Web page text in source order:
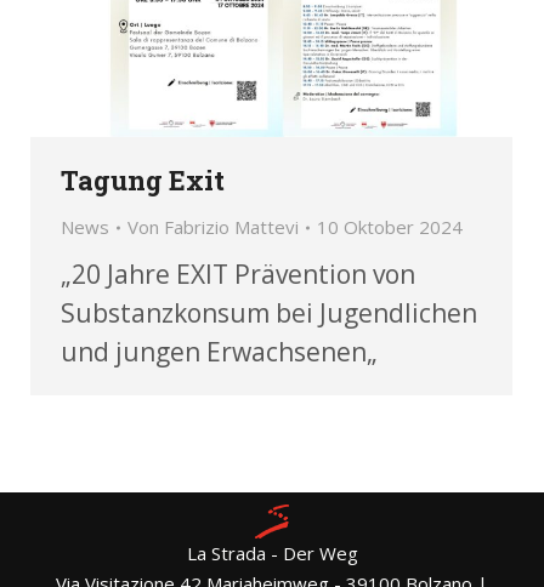
Tagung Exit
News Von Fabrizio Mattevi 10 Oktober 2024
„20 Jahre EXIT Prävention von
Substanzkonsum bei Jugendlichen
und jungen Erwachsenen„
La Strada - Der Weg